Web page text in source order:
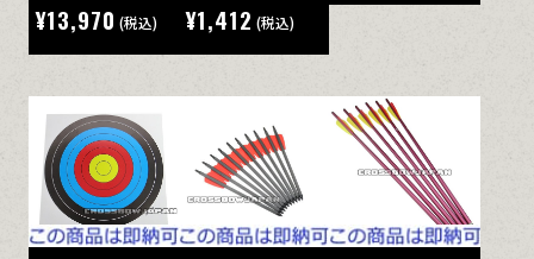
¥13,970 (税込) ¥1,412 (税込)